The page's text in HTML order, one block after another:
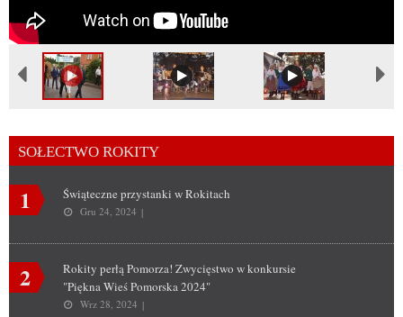
SOŁECTWO ROKITY
1 Świąteczne przystanki w Rokitach
Gru 24, 2024
2
Rokity perłą Pomorza! Zwycięstwo w konkursie
"Piękna Wieś Pomorska 2024"
Wrz 28, 2024